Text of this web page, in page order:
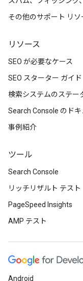
その他のサポート リソ
リソース
SEO が必要なケース
SEO スターター ガイド
検索システムのステー
Search Console のドキ
事例紹介
ツール
Search Console
リッチリザルト テスト
PageSpeed Insights
AMP テスト
Android